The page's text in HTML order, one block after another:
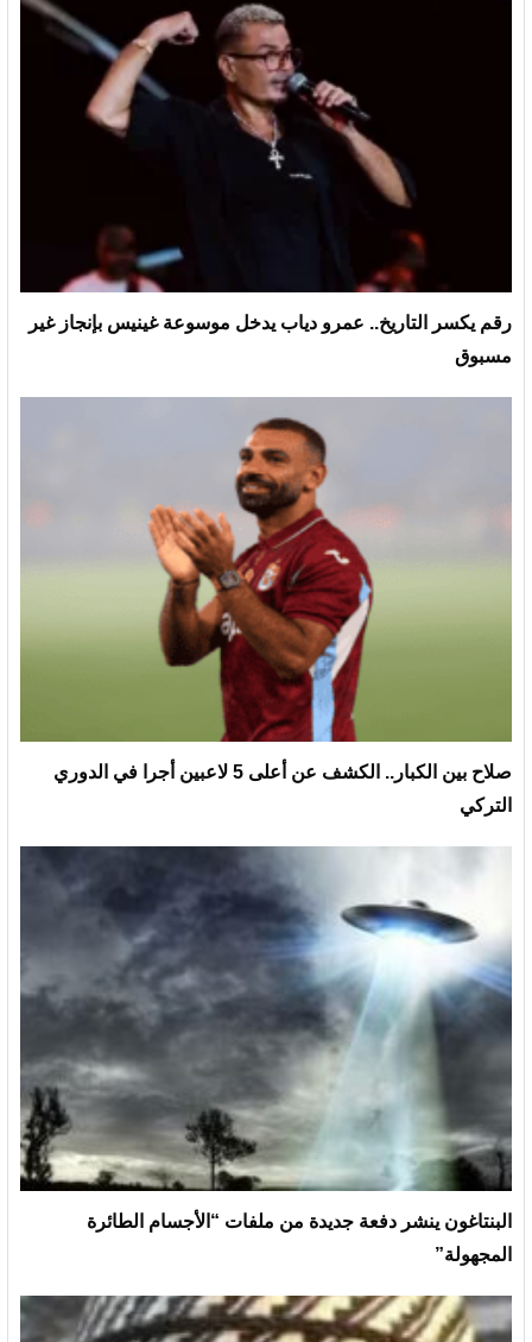
رقم يكسر التاريخ.. عمرو دياب يدخل موسوعة غينيس بإنجاز غير
مسبوق
صلاح بين الكبار.. الكشف عن أعلى 5 لاعبين أجرا في الدوري
التركي
البنتاغون ينشر دفعة جديدة من ملفات “الأجسام الطائرة
المجهولة”